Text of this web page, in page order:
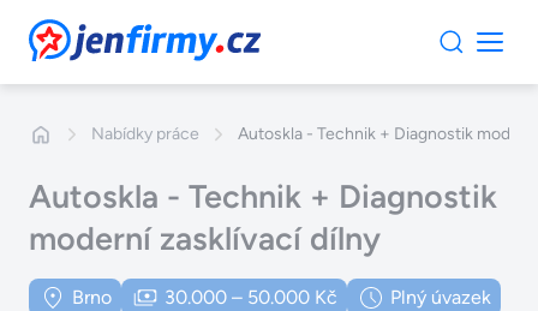
JenFirmy.cz
Nabídky práce Autoskla - Technik + Diagnostik
Autoskla - Technik + Diagnostik
moderní zasklívací dílny
Brno 30.000 – 50.000 Kč Plný úvazek